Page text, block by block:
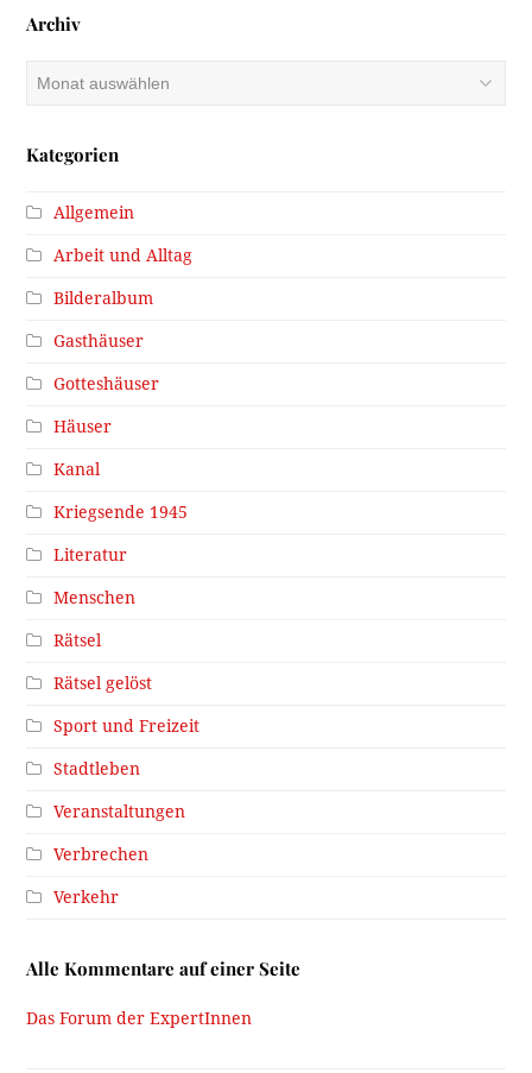
Archiv
Kategorien
Allgemein
Arbeit und Alltag
Bilderalbum
Gasthäuser
Gotteshäuser
Häuser
Kanal
Kriegsende 1945
Literatur
Menschen
Rätsel
Rätsel gelöst
Sport und Freizeit
Stadtleben
Veranstaltungen
Verbrechen
Verkehr
Alle Kommentare auf einer Seite
Das Forum der ExpertInnen